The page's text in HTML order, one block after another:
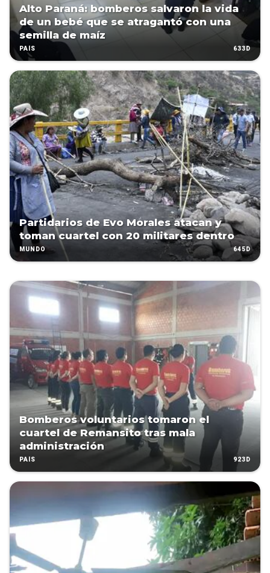
Alto Paraná: bomberos salvaron la vida
de un bebé que se atragantó con una
semilla de maíz
PAÍS 633D
Partidarios de Evo Morales atacan y
toman cuartel con 20 militares dentro
MUNDO 645D
Bomberos voluntarios tomaron el
cuartel de Remansito tras mala
administración
PAÍS 923D